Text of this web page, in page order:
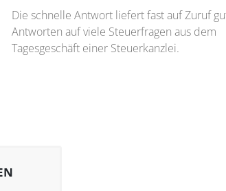
Die schnelle Antwort liefert fast auf Zuruf
Antworten auf viele Steuerfragen aus dem
Tagesgeschäft einer Steuerkanzlei.